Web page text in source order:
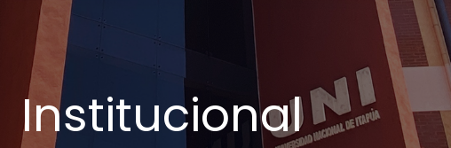
Institucional